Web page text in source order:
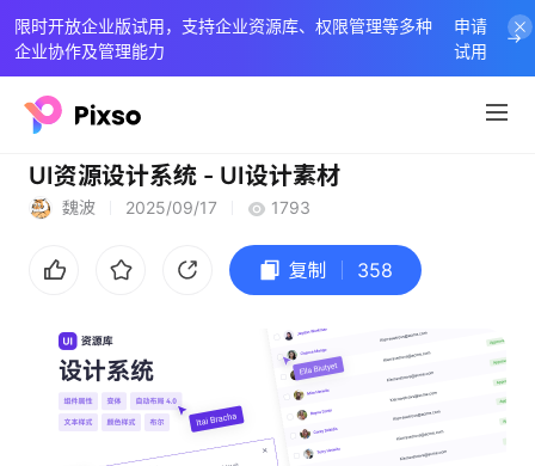
限时开放企业版试用，支持企业资源库、权限管理等多种
企业协作及管理能力
申请
试用
UI资源设计系统 - UI设计素材
魏波 2025/09/17 1793
复制 358